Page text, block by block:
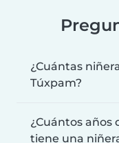
¿Cuántas
Túxpam?
¿Cuántos años
tiene una